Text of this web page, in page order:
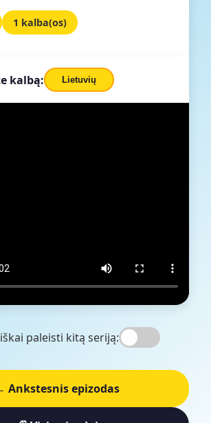
1 kalba(os)
kalbą: Lietuvių
paleisti kitą seriją:
Ankstesnis epizodas